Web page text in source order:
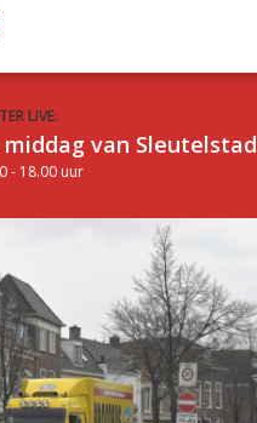
LIVE:
middag van Sleutelstad
- 18.00 uur
met Keanu
uur 1 van 0